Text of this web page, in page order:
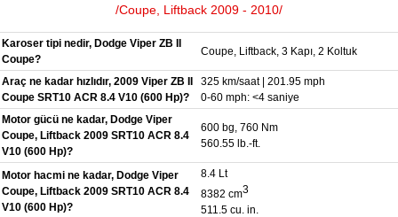
/Coupe, Liftback 2009 - 2010/
Karoser tipi nedir, Dodge Viper ZB II
Coupe?
Coupe, Liftback, 3 Kapı, 2 Koltuk
Araç ne kadar hızlıdır, 2009 Viper ZB II
Coupe SRT10 ACR 8.4 V10 (600 Hp)?
325 km/saat | 201.95 mph
0-60 mph: <4 saniye
Motor gücü ne kadar, Dodge Viper
Coupe, Liftback 2009 SRT10 ACR 8.4
V10 (600 Hp)?
600 bg, 760 Nm
560.55 lb.-ft.
Motor hacmi ne kadar, Dodge Viper
Coupe, Liftback 2009 SRT10 ACR 8.4
V10 (600 Hp)?
8.4 Lt
8382 cm3
511.5 cu. in.